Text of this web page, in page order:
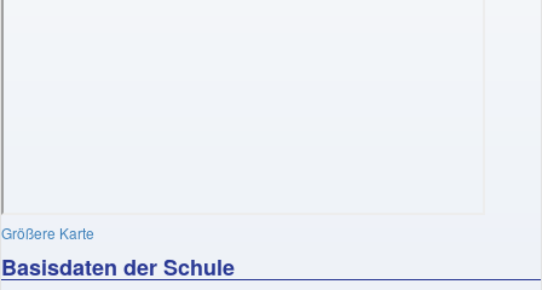
Größere Karte
Basisdaten der Schule